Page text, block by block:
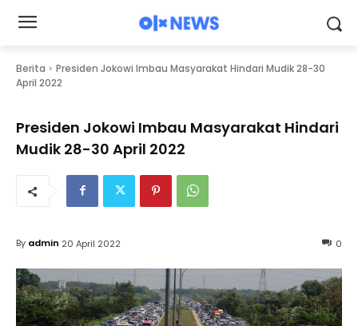
Berita
Presiden Jokowi Imbau Masyarakat Hindari Mudik 28-30
April 2022
Presiden Jokowi Imbau Masyarakat Hindari
Mudik 28-30 April 2022
0
By admin 20 April 2022